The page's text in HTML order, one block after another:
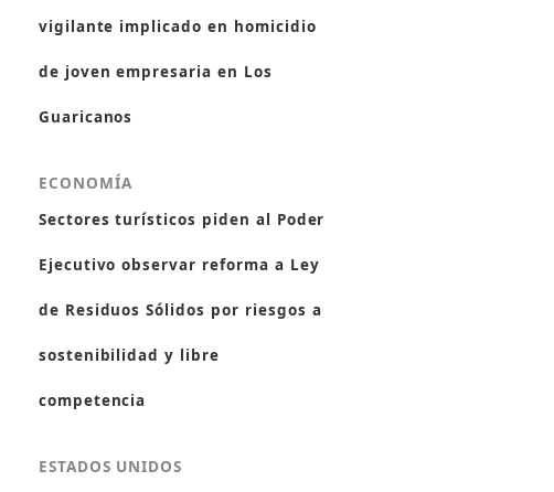
vigilante implicado en homicidio
de joven empresaria en Los
Guaricanos
ECONOMÍA
Sectores turísticos piden al Poder
Ejecutivo observar reforma a Ley
de Residuos Sólidos por riesgos a
sostenibilidad y libre
competencia
ESTADOS UNIDOS